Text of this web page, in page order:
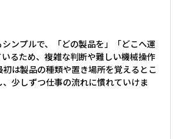
ンプルで、「どの製品を」「どこへ運
るため、複雑な判断や難しい機械操作
は製品の種類や置き場所を覚えるとこ
少しずつ仕事の流れに慣れていけま